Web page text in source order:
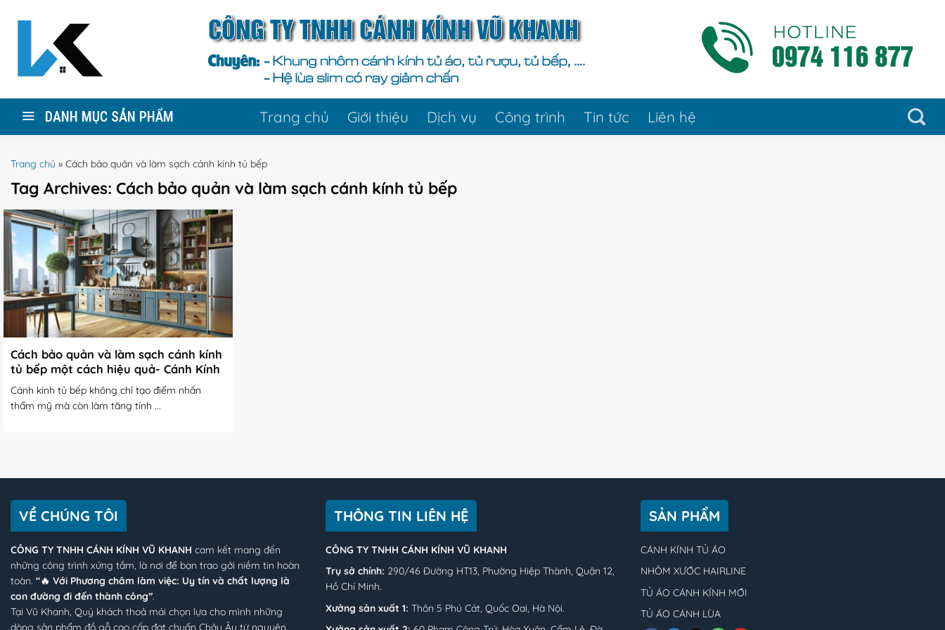
DANH MỤC SẢN PHẨM Trang chủ Giới thiệu Dịch vụ Công trình Tin tức Liên hệ
Trang chủ » Cách bảo quản và làm sạch cánh kính tủ bếp
Tag Archives: Cách bảo quản và làm sạch cánh kính tủ bếp
Cách bảo quản và làm sạch cánh kính
tủ bếp một cách hiệu quả- Cánh Kính
Vũ Khanh
Cánh kính tủ bếp không chỉ tạo điểm nhấn
thẩm mỹ mà còn làm tăng tính ...
VỀ CHÚNG TÔI
CÔNG TY TNHH CÁNH KÍNH VŨ KHANH cam kết mang đến
những công trình xứng tầm, là nơi để bạn trao gởi niềm tin hoàn
toàn. “🔥 Với Phương châm làm việc: Uy tín và chất lượng là
con đường đi đến thành công”.
Tại Vũ Khanh, Quý khách thoả mái chọn lựa cho mình những
dòng sản phẩm đồ gỗ cao cấp đạt chuẩn Châu Âu từ nguyên
THÔNG TIN LIÊN HỆ
CÔNG TY TNHH CÁNH KÍNH VŨ KHANH
Trụ sở chính: 290/46 Đường HT13, Phường Hiệp Thành, Quận 12,
Hồ Chí Minh.
Xưởng sản xuất 1: Thôn 5 Phú Cát, Quốc Oai, Hà Nội.
SẢN PHẨM
CÁNH KÍNH TỦ ÁO
NHÔM XƯỚC HAIRLINE
TỦ ÁO CÁNH KÍNH MỚI
TỦ ÁO CÁNH LÙA